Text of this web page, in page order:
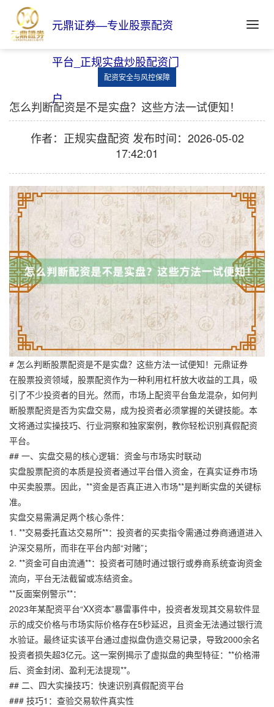
元鼎证券—专业股票配资
平台_正规实盘炒股配资门
户
配资安全与风控保障
怎么判断配资是不是实盘？这些方法一试便知！
作者：正规实盘配资 发布时间：2026-05-02
17:42:01
# 怎么判断股票配资是不是实盘？这些方法一试便知！元鼎证券
在股票投资领域，股票配资作为一种利用杠杆放大收益的工具，吸
引了不少投资者的目光。然而，市场上配资平台鱼龙混杂，如何判
断股票配资是否为实盘交易，成为投资者必须掌握的关键技能。本
文将通过实操技巧、行业洞察和独家案例，教你轻松识别真假配资
平台。
## 一、实盘交易的核心逻辑：资金与市场实时联动
实盘股票配资的本质是投资者通过平台借入资金，在真实证券市场
中买卖股票。因此，**资金是否真正进入市场**是判断实盘的关键标
准。
实盘交易需满足两个核心条件：
1. **交易委托直达交易所**：投资者的买卖指令需通过券商通道进入
沪深交易所，而非在平台内部“对赌”；
2. **资金可自由流通**：投资者可随时通过银行或券商系统查询资金
流向，平台无法截留或冻结资金。
**反面案例警示**：
2023年某配资平台“XX资本”暴雷事件中，投资者发现其交易软件显
示的成交价格与市场实际价格存在5秒延迟，且资金无法通过银行流
水验证。最终证实该平台通过虚拟盘伪造交易记录，导致2000余名
投资者损失超3亿元。这一案例揭示了虚拟盘的典型特征：**价格滞
后、资金封闭、盈利无法提现**。
## 二、四大实操技巧：快速识别真假配资平台
### 技巧1：查验交易软件真实性